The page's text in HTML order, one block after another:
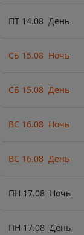
ПТ 14.08 День
СБ 15.08 Ночь
СБ 15.08 День
ВС 16.08 Ночь
ВС 16.08 День
ПН 17.08 Ночь
ПН 17.08 День